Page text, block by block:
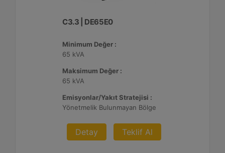
C3.3 | DE65E0
Minimum Değer :
65 kVA
Maksimum Değer :
65 kVA
Emisyonlar/Yakıt Stratejisi :
Yönetmelik Bulunmayan Bölge
Detay Teklif Al